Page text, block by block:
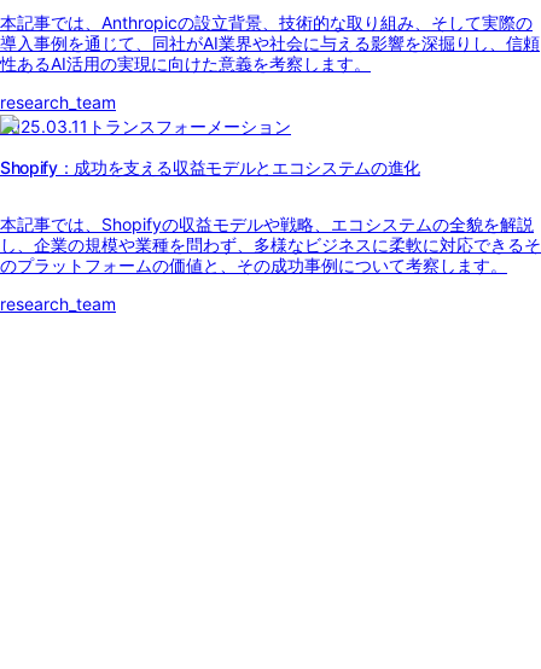
本記事では、Anthropicの設立背景、技術的な取り組み、そして実際の
導入事例を通じて、同社がAI業界や社会に与える影響を深掘りし、信頼
性あるAI活用の実現に向けた意義を考察します。
research_team
2025.03.11 トランスフォーメーション
Shopify：成功を支える収益モデルとエコシステムの進化
本記事では、Shopifyの収益モデルや戦略、エコシステムの全貌を解説
し、企業の規模や業種を問わず、多様なビジネスに柔軟に対応できるそ
のプラットフォームの価値と、その成功事例について考察します。
research_team